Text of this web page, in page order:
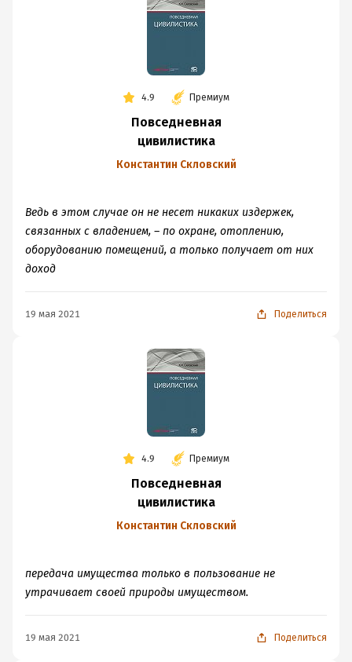
4.9 Премиум
Повседневная
цивилистика
Константин Скловский
Ведь в этом случае он не несет никаких издержек,
связанных с владением, – по охране, отоплению,
оборудованию помещений, а только получает от них
доход
19 мая 2021 Поделиться
4.9 Премиум
Повседневная
цивилистика
Константин Скловский
передача имущества только в пользование не
утрачивает своей природы имуществом.
19 мая 2021 Поделиться